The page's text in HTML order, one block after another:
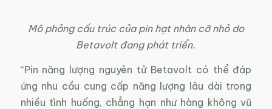
Mô phỏng cấu trúc của pin hạt nhân cỡ nhỏ do
Betavolt đang phát triển.
“Pin năng lượng nguyên tử Betavolt có thể đáp
ứng nhu cầu cung cấp năng lượng lâu dài trong
nhiều tình huống, chẳng hạn như hàng không vũ